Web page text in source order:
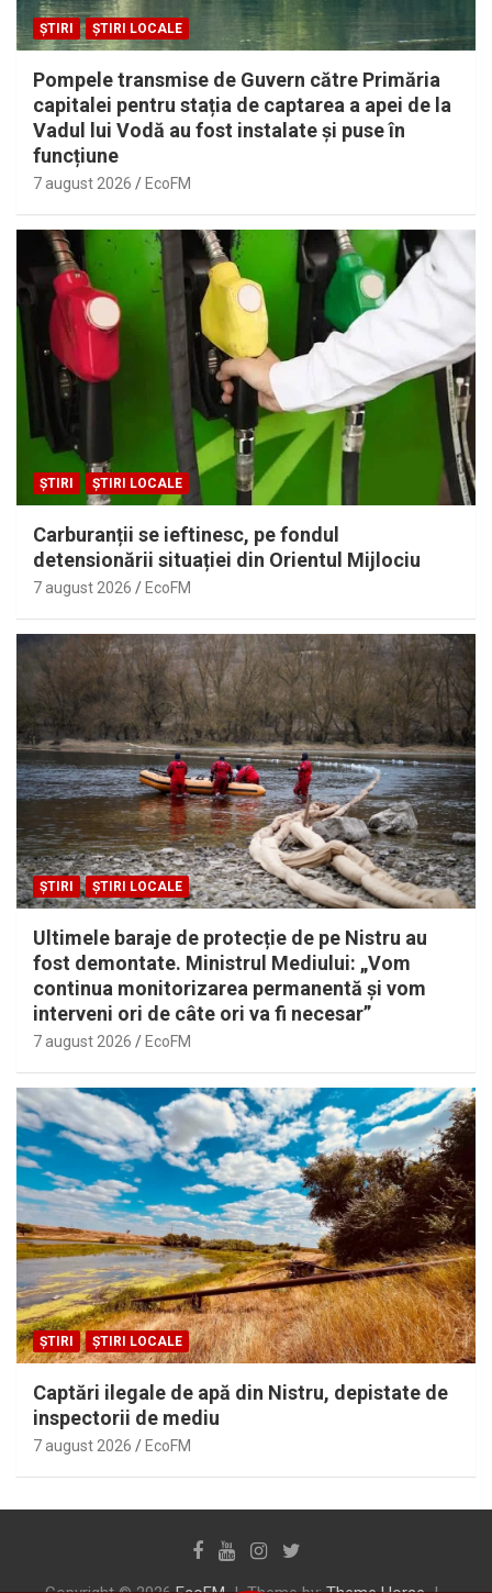
ȘTIRI ȘTIRI LOCALE
Pompele transmise de Guvern către Primăria
capitalei pentru stația de captarea a apei de la
Vadul lui Vodă au fost instalate și puse în
funcțiune
7 august 2026 EcoFM
ȘTIRI ȘTIRI LOCALE
Carburanții se ieftinesc, pe fondul
detensionării situației din Orientul Mijlociu
7 august 2026 EcoFM
ȘTIRI ȘTIRI LOCALE
Ultimele baraje de protecție de pe Nistru au
fost demontate. Ministrul Mediului: „Vom
continua monitorizarea permanentă și vom
interveni ori de câte ori va fi necesar”
7 august 2026 EcoFM
ȘTIRI ȘTIRI LOCALE
Captări ilegale de apă din Nistru, depistate de
inspectorii de mediu
7 august 2026 EcoFM